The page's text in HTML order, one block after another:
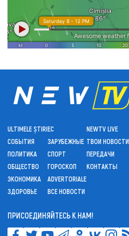
ULTIMELE ȘTIRI
СОБЫТИЯ
ПОЛИТИКА
ОБЩЕСТВО
ЭКОНОМИКА
ЗДОРОВЬЕ
ЕС
ЗАРУБЕЖНЫЕ
СПОРТ
ГОРОСКОП
ADVERTORIALE
ВСЕ НОВОСТИ
NEWTV LIVE
ТВОИ НОВОСТИ
ПЕРЕДАЧИ
КОНТАКТЫ
ПРИСОЕДИНЯЙТЕСЬ К НАМ!